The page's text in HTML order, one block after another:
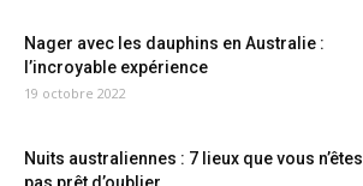
Nager avec les dauphins en Australie :
l’incroyable expérience
19 octobre 2022
Nuits australiennes : 7 lieux que vous n’êtes